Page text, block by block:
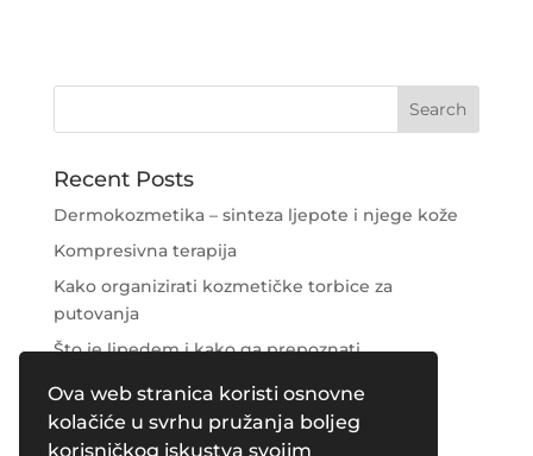
Ova web stranica koristi osnovne
kolačiće u svrhu pružanja boljeg
korisničkog iskustva svojim
Recent Posts
Dermokozmetika – sinteza ljepote i njege kože
Kompresivna terapija
Kako organizirati kozmetičke torbice za
putovanja
Što je lipedem i kako ga prepoznati
Njega područja oko očiju
Recent Comments